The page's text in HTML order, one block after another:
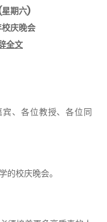
星期六)
庆晚会
全文
、各位教授、各位同
校庆晚会。